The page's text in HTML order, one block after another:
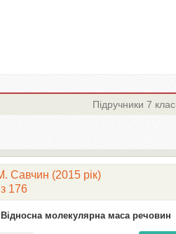
Підручники 7 клас
Савчин (2015 рік)
176
молекулярна маса речовин